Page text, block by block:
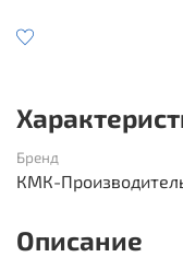
Бренд
КМК-
Описание